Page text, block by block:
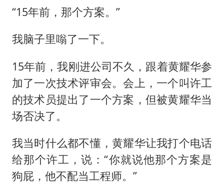
“15年前，那个方案。”
我脑子里嗡了一下。
15年前，我刚进公司不久，跟着黄耀华参
加了一次技术评审会。会上，一个叫许工
的技术员提出了一个方案，但被黄耀华当
场否决了。
我当时什么都不懂，黄耀华让我打个电话
给那个许工，说：“你就说他那个方案是
狗屁，他不配当工程师。”